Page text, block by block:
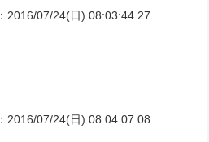
：2016/07/24(日) 08:03:44.27
：2016/07/24(日) 08:04:07.08